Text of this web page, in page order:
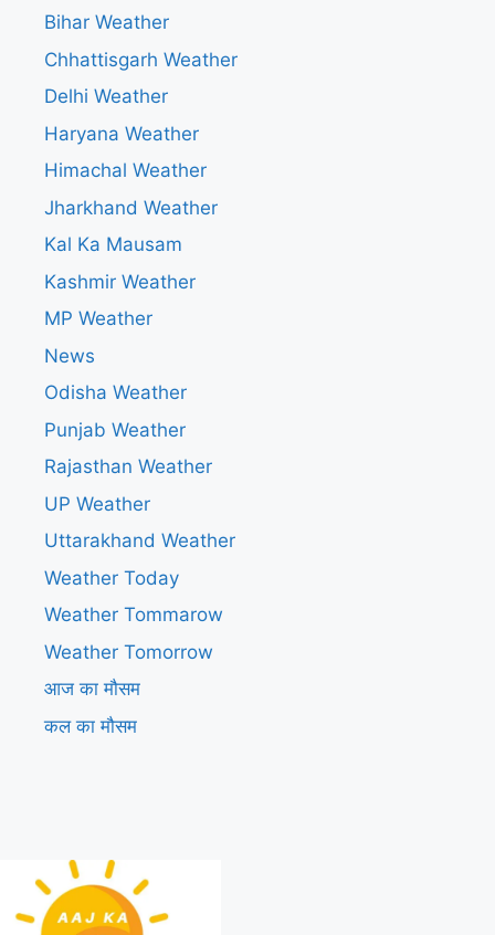
Bihar Weather
Chhattisgarh Weather
Delhi Weather
Haryana Weather
Himachal Weather
Jharkhand Weather
Kal Ka Mausam
Kashmir Weather
MP Weather
News
Odisha Weather
Punjab Weather
Rajasthan Weather
UP Weather
Uttarakhand Weather
Weather Today
Weather Tommarow
Weather Tomorrow
आज का मौसम
कल का मौसम